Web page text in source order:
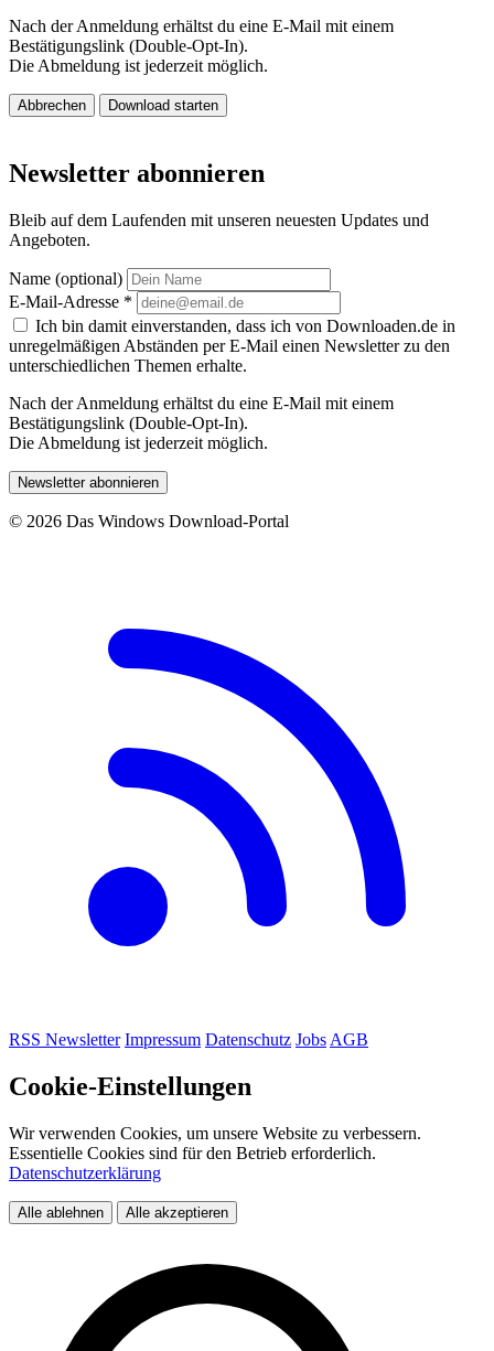
Nach der Anmeldung erhältst du eine E-Mail mit einem
Bestätigungslink (Double-Opt-In).
Die Abmeldung ist jederzeit möglich.
Abbrechen Download starten
Newsletter abonnieren
Bleib auf dem Laufenden mit unseren neuesten Updates und
Angeboten.
Name (optional)
E-Mail-Adresse *
Ich bin damit einverstanden, dass ich von Downloaden.de in
unregelmäßigen Abständen per E-Mail einen Newsletter zu den
unterschiedlichen Themen erhalte.
Nach der Anmeldung erhältst du eine E-Mail mit einem
Bestätigungslink (Double-Opt-In).
Die Abmeldung ist jederzeit möglich.
Newsletter abonnieren
© 2026 Das Windows Download-Portal
RSS Newsletter Impressum Datenschutz Jobs AGB
Cookie-Einstellungen
Wir verwenden Cookies, um unsere Website zu verbessern.
Essentielle Cookies sind für den Betrieb erforderlich.
Datenschutzerklärung
Alle ablehnen Alle akzeptieren